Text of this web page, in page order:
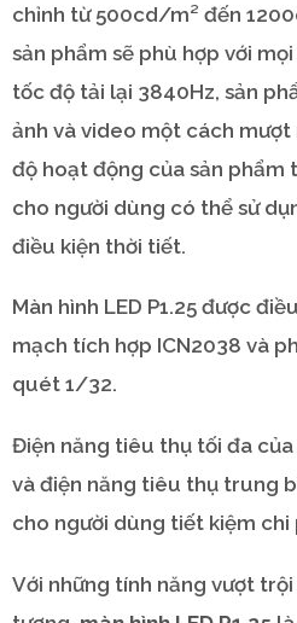
chỉnh từ 500cd/m² đến
sản phẩm sẽ phù hợp với
tốc độ tải lại 3840Hz, sản
ảnh và video một cách mượt
độ hoạt động của sản phẩm
cho người dùng có thể sử
điều kiện thời tiết.
Màn hình LED P1.25 được
mạch tích hợp ICN2038 và
quét 1/32.
Điện năng tiêu thụ tối đa
và điện năng tiêu thụ trung
cho người dùng tiết kiệm chi
Với những tính năng vượt